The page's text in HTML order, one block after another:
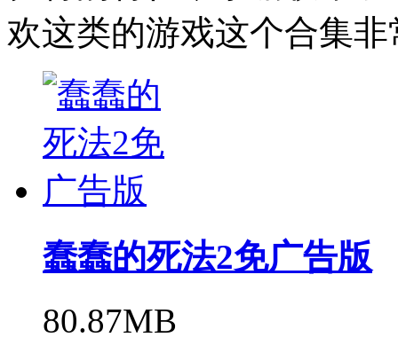
欢这类的游戏这个合集
蠢蠢的死法2免广告版
80.87MB